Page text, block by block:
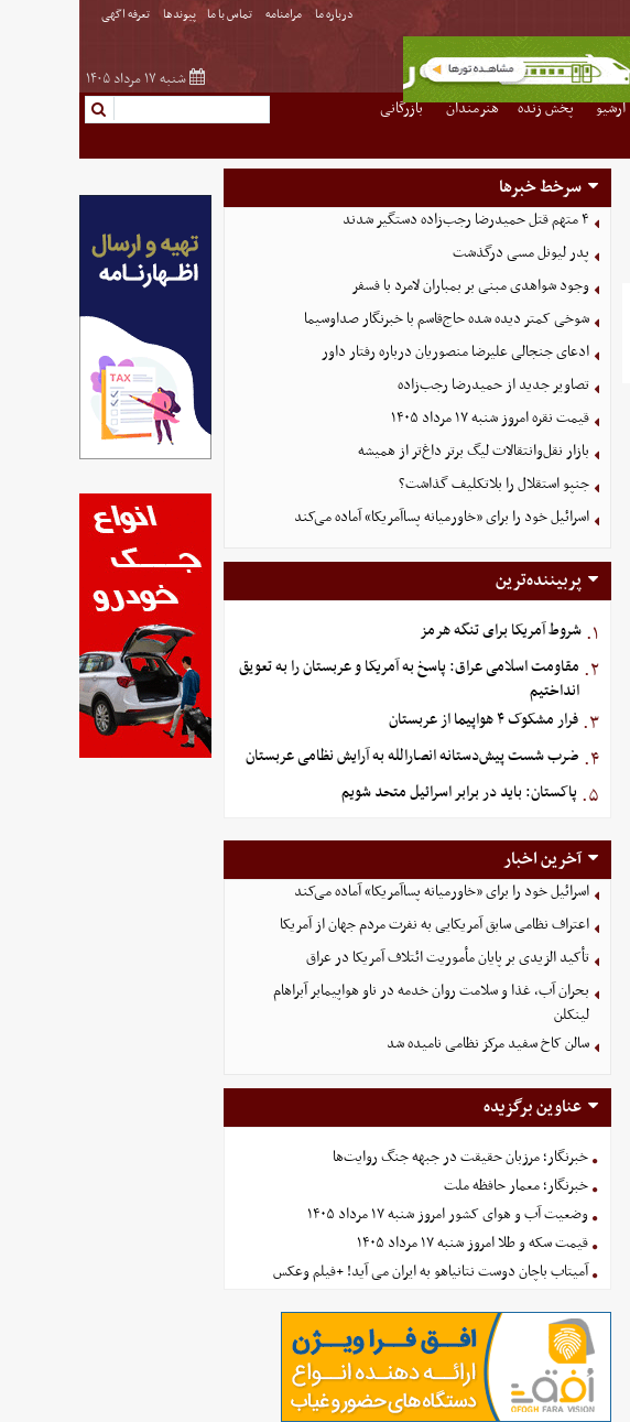
درباره ما مرامنامه تماس با ما پیوندها تعرفه اگهی
شنبه ۱۷ مرداد ۱۴۰۵
آرشیو پخش زنده هنرمندان
بازرگانی
سرخط خبرها
۴ متهم قتل حمیدرضا رجب‌زاده دستگیر شدند
پدر لیونل مسی درگذشت
وجود شواهدی مبنی بر بمباران لامرد با فسفر
شوخی کمتر دیده شده حاج‌قاسم با خبرنگار صداوسیما
ادعای جنجالی علیرضا منصوریان درباره رفتار داور
تصاویر جدید از حمیدرضا رجب‌زاده
قیمت نقره امروز شنبه ۱۷ مرداد ۱۴۰۵
بازار نقل‌وانتقالات لیگ برتر داغ‌تر از همیشه
جنپو استقلال را بلاتکلیف گذاشت؟
اسرائیل خود را برای «خاورمیانه پساآمریکا» آماده می‌کند
پربیننده‌ترین
۱. شروط آمریکا برای تنگه هرمز
۲. مقاومت اسلامی عراق: پاسخ به آمریکا و عربستان را به تعویق
انداختیم
۳. فرار مشکوک ۴ هواپیما از عربستان
۴. ضرب شست پیش‌دستانه انصارالله به آرایش نظامی عربستان
۵. پاکستان: باید در برابر اسرائیل متحد شویم
آخرین اخبار
اسرائیل خود را برای «خاورمیانه پساآمریکا» آماده می‌کند
اعتراف نظامی سابق آمریکایی به نفرت مردم جهان از آمریکا
تأکید الزیدی بر پایان مأموریت ائتلاف آمریکا در عراق
بحران آب، غذا و سلامت روان خدمه در ناو هواپیمابر آبراهام
لینکلن
سالن کاخ سفید مرکز نظامی نامیده شد
عناوین برگزیده
خبرنگار؛ مرزبان حقیقت در جبهه جنگ روایت‌ها
خبرنگار؛ معمار حافظه ملت
وضعیت آب و هوای کشور امروز شنبه ۱۷ مرداد ۱۴۰۵
قیمت سکه و طلا امروز شنبه ۱۷ مرداد ۱۴۰۵
آمیتاب باچان دوست نتانیاهو به ایران می آید! +فیلم وعکس